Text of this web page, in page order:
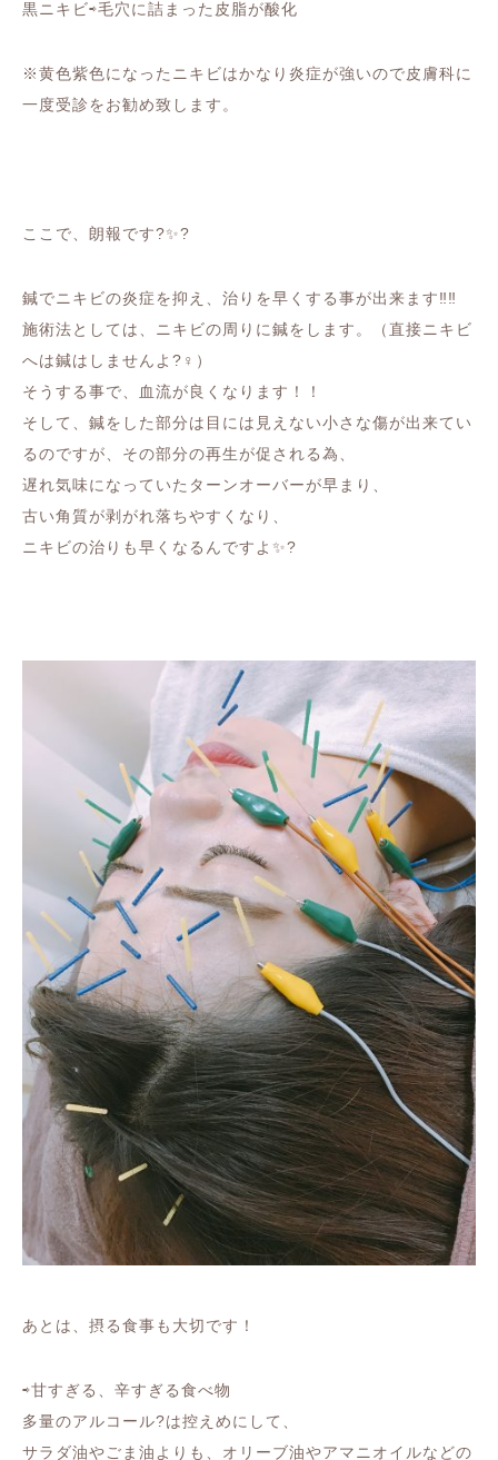
黒ニキビ⇨毛穴に詰まった皮脂が酸化
※黄色紫色になったニキビはかなり炎症が強いので皮膚科に
一度受診をお勧め致します。
ここで、朗報です?✨?
鍼でニキビの炎症を抑え、治りを早くする事が出来ます‼️‼️
施術法としては、ニキビの周りに鍼をします。（直接ニキビ
へは鍼はしませんよ?‍♀️）
そうする事で、血流が良くなります！！
そして、鍼をした部分は目には見えない小さな傷が出来てい
るのですが、その部分の再生が促される為、
遅れ気味になっていたターンオーバーが早まり、
古い角質が剥がれ落ちやすくなり、
ニキビの治りも早くなるんですよ✨?
あとは、摂る食事も大切です！
⇨甘すぎる、辛すぎる食べ物
多量のアルコール?は控えめにして、
サラダ油やごま油よりも、オリーブ油やアマニオイルなどの